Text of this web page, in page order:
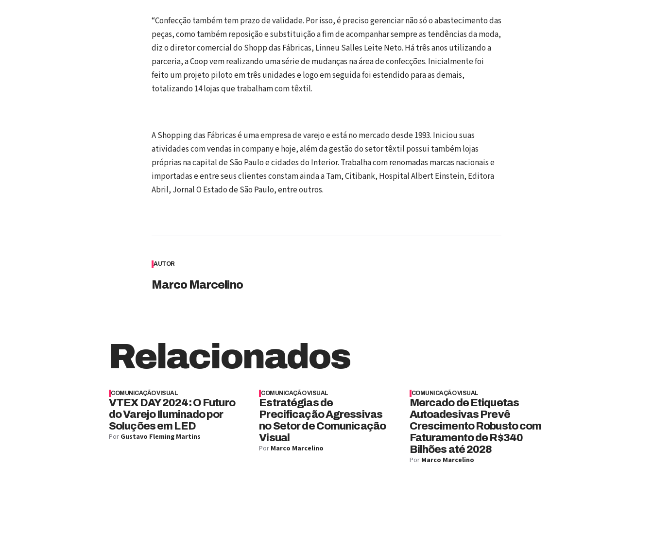
“Confecção também tem prazo de validade. Por isso, é preciso gerenciar não só o abastecimento das
peças, como também reposição e substituição a fim de acompanhar sempre as tendências da moda,
diz o diretor comercial do Shopp das Fábricas, Linneu Salles Leite Neto. Há três anos utilizando a
parceria, a Coop vem realizando uma série de mudanças na área de confecções. Inicialmente foi
feito um projeto piloto em três unidades e logo em seguida foi estendido para as demais,
totalizando 14 lojas que trabalham com têxtil.
A Shopping das Fábricas é uma empresa de varejo e está no mercado desde 1993. Iniciou suas
atividades com vendas in company e hoje, além da gestão do setor têxtil possui também lojas
próprias na capital de São Paulo e cidades do Interior. Trabalha com renomadas marcas nacionais e
importadas e entre seus clientes constam ainda a Tam, Citibank, Hospital Albert Einstein, Editora
Abril, Jornal O Estado de São Paulo, entre outros.
AUTOR
Marco Marcelino
Relacionados
COMUNICAÇÃO VISUAL
VTEX DAY 2024: O Futuro
do Varejo Iluminado por
Soluções em LED
Por Gustavo Fleming Martins
COMUNICAÇÃO VISUAL
Estratégias de
Precificação Agressivas
no Setor de Comunicação
Visual
Por Marco Marcelino
COMUNICAÇÃO VISUAL
Mercado de Etiquetas
Autoadesivas Prevê
Crescimento Robusto com
Faturamento de R$340
Bilhões até 2028
Por Marco Marcelino